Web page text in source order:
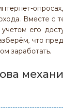
Вместе с
его
что
заработать.